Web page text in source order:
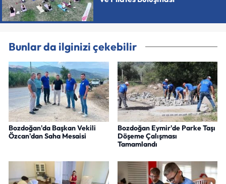
Bunlar da ilginizi çekebilir
Bozdoğan'da Başkan Vekili
Özcan'dan Saha Mesaisi
Bozdoğan Eymir'de Parke Taşı
Döşeme Çalışması
Tamamlandı